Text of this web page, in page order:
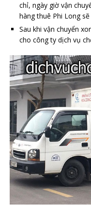
chỉ, ngày giờ vận
hàng thuê Phi Long
Sau khi vận chuyển
cho công ty dịch vụ